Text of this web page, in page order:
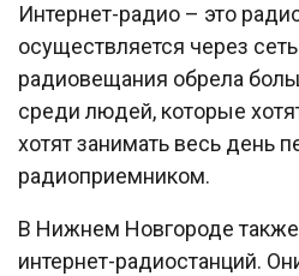
Интернет-радио – это
осуществляется через
радиовещания обрела
среди людей, которые
хотят занимать весь день
радиоприемником.
В Нижнем Новгороде также
интернет-радиостанций.